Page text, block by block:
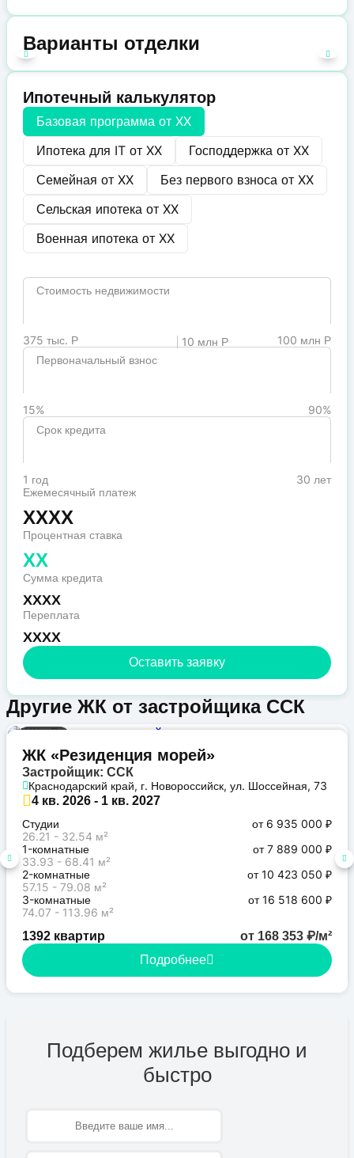
Варианты отделки
Ипотечный калькулятор
Базовая программа от XX
Ипотека для IT от XX Господдержка от XX
Семейная от XX Без первого взноса от XX
Сельская ипотека от XX
Военная ипотека от XX
Стоимость недвижимости
375 тыс. Р 10 млн Р
100 млн Р
Первоначальный взнос
15%
90%
Срок кредита
1 год
30 лет
Ежемесячный платеж
XXXX
Процентная ставка
XX
Сумма кредита
XXXX
Переплата
XXXX
Оставить заявку
Другие ЖК от застройщика ССК
ЖК «Резиденция морей»
Застройщик: ССК
Краснодарский край, г. Новороссийск, ул. Шоссейная, 73
4 кв. 2026 - 1 кв. 2027
Студии
26.21 - 32.54 м²
от 6 935 000 ₽
1-комнатные
33.93 - 68.41 м²
от 7 889 000 ₽
2-комнатные
57.15 - 79.08 м²
от 10 423 050 ₽
3-комнатные
74.07 - 113.96 м²
от 16 518 600 ₽
1392 квартир
от 168 353 ₽/м²
Подробнее
Подберем жилье выгодно и
быстро